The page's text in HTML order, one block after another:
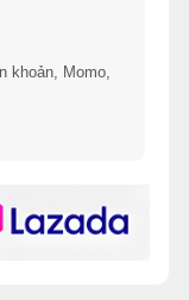
khoản, Momo,